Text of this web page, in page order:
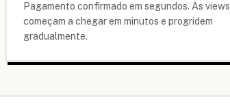
Pagamento confirmado em segundos. As views
começam a chegar em minutos e progridem
gradualmente.